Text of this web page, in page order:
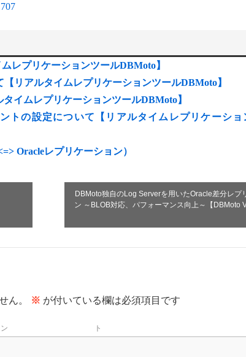
レプリケーションツールDBMoto】
リアルタイムレプリケーションツールDBMoto】
イムレプリケーションツールDBMoto】
トの設定について【リアルタイムレプリケーショ
Oracleレプリケーション）
DBMoto独自のLog Serverを用いたOracle差分レプ
ン ～BLOB対応、パフォーマンス向上～【DBMoto
ん。 ※ が付いている欄は必須項目です
ン